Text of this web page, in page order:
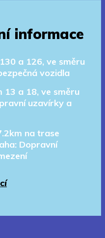
informace
a 126, ve směru
vozidla
13 a 18, ve směru
uzavírky a
na trase
Dopravní